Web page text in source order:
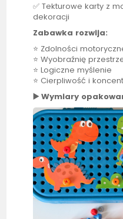
✅ Tekturowe karty z
dekoracji
Zabawka rozwija:
⭐ Zdolności
⭐ Wyobraźnię
⭐ Logiczne myślenie
⭐ Cierpliwość i
▶️ Wymiary